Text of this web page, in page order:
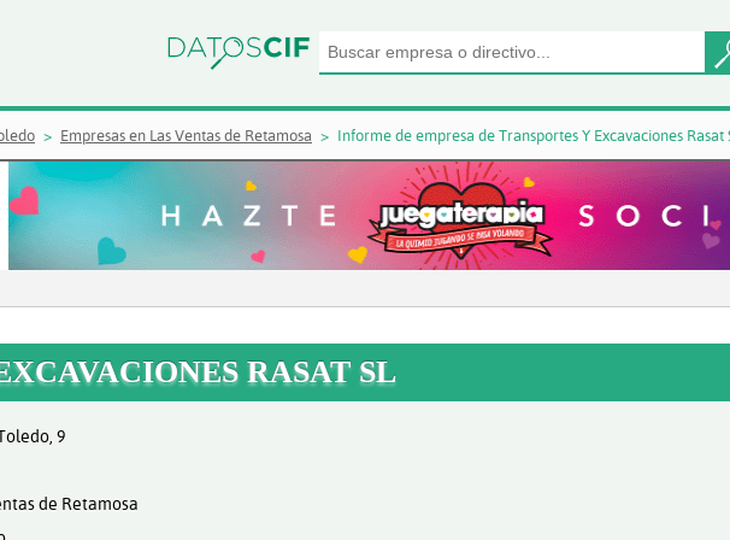
Empresas en Las Ventas de Retamosa Informe de empresa de Transportes Y Excavaciones Rasat
RASAT SL
9
de Retamosa